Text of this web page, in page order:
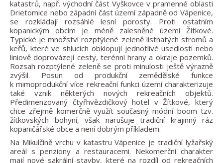
katastrů, např. východní část Vyškovce v pramenné oblasti
Drietomice nebo západní část území západně od Vápenice,
se rozkládají rozsáhlé lesní porosty. Proti ostatním
kopanickým obcím je méně zalesněné území Žítkové.
Typické je množství rozptýlené zeleně listnatých stromů a
keřů, které ve shlucích obklopují jednotlivé usedlosti nebo
liniově doprovázejí cesty, terénní hrany a okraje pozemků.
Rozsah rozptýlené zeleně se proti minulosti ještě výrazně
zvýšil. Posun od produkční zemědělské funkce
k mimoprodukční více rekreační funkci území charakterizuje
také vznik některých nových rekreačních objektů.
Předimenzovaný čtyřhvězdičkový hotel v Žítkové, který
chce zřejmě komerčně využít současný módní boom tzv.
žítkovských bohyní, však narušuje tradiční krajinný ráz
kopaničářské obce a není dobrým příkladem.
Na Mikulčině vrchu v katastru Vápenice je tradiční lyžařský
areál s penziony a restauracemi. Nekomerční charakter
mají nové sakrální stavby, které na rozdíl od rekreačních